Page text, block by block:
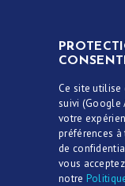
Ce site
suivi (Google
votre
préférences
de
vous
notre